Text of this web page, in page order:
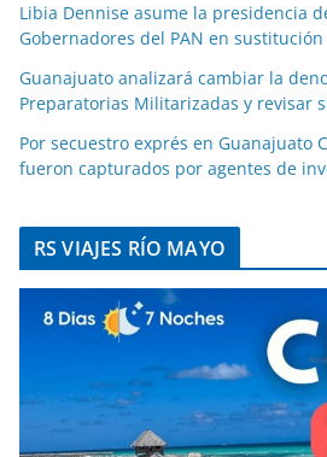
Libia Dennise asume la presidencia
Gobernadores del PAN en
Guanajuato analizará cambiar la
Preparatorias Militarizadas y revisar
Por secuestro exprés en Guanajuato
fueron capturados por agentes de
RS VIAJES RÍO MAYO